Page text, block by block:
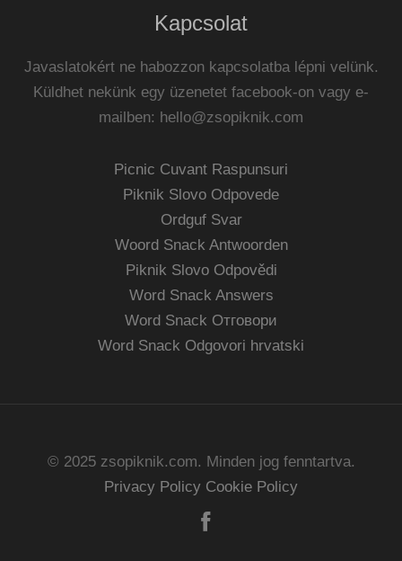
Kapcsolat
Javaslatokért ne habozzon kapcsolatba lépni velünk.
Küldhet nekünk egy üzenetet facebook-on vagy e-
mailben: hello@zsopiknik.com
Picnic Cuvant Raspunsuri
Piknik Slovo Odpovede
Ordguf Svar
Woord Snack Antwoorden
Piknik Slovo Odpovědi
Word Snack Answers
Word Snack Отговори
Word Snack Odgovori hrvatski
© 2025 zsopiknik.com. Minden jog fenntartva.
Privacy Policy Cookie Policy